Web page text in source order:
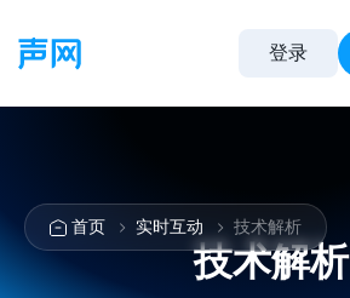
登录
首页 实时互动 技术解析
技术解析